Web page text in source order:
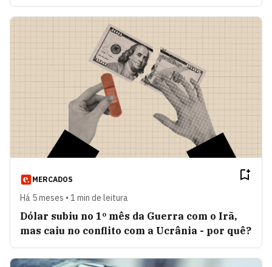
MERCADOS
Há 5 meses • 1 min de leitura
Dólar subiu no 1º mês da Guerra com o Irã,
mas caiu no conflito com a Ucrânia - por quê?